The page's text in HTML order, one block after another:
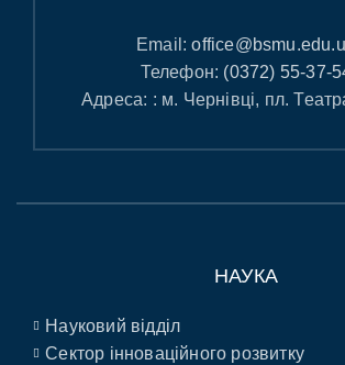
Email:
Телефон: (0372) 55-37-
Адреса: : м. Чернівці, пл.
НАУКА
Науковий відділ
Сектор інноваційного розвитку